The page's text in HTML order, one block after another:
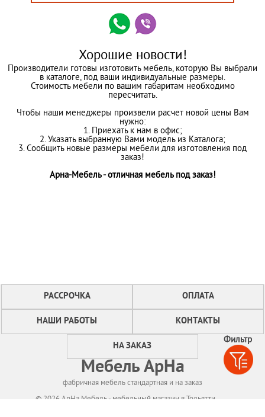
Фильтр
Хорошие новости!
Производители готовы изготовить мебель, которую Вы выбрали
в каталоге, под ваши индивидуальные размеры.
Стоимость мебели по вашим габаритам необходимо
пересчитать.
Чтобы наши менеджеры произвели расчет новой цены Вам
нужно:
1. Приехать к нам в офис;
2. Указать выбранную Вами модель из Каталога;
3. Сообщить новые размеры мебели для изготовления под
заказ!
Арна-Мебель - отличная мебель под заказ!
РАССРОЧКА ОПЛАТА
НАШИ РАБОТЫ КОНТАКТЫ
НА ЗАКАЗ
Мебель АрНа
фабричная мебель стандартная и на заказ
© 2026 АрНа Мебель - мебельный магазин в Тольятти